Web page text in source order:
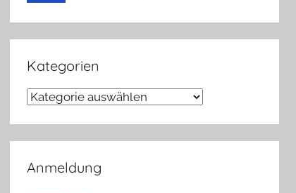
Kategorien
Kategorien
Anmeldung